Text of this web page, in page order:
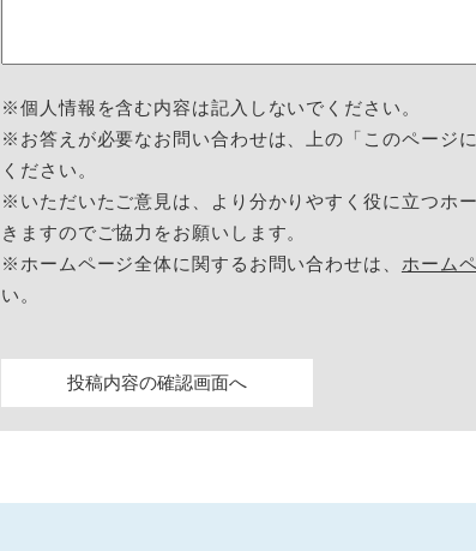
※個人情報を含む内容は記入しないでください。
※お答えが必要なお問い合わせは、上の「このページ
ください。
※いただいたご意見は、より分かりやすく役に立つホ
きますのでご協力をお願いします。
※ホームページ全体に関するお問い合わせは、 ホーム
い。